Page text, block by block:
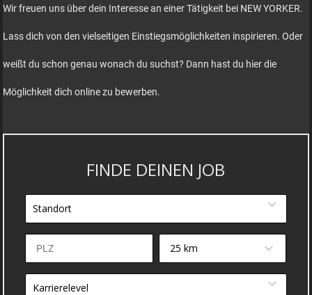
Wir freuen uns über dein Interesse an einer Tätigkeit bei NEW YORKER.
Lass dich von den vielseitigen Einstiegsmöglichkeiten inspirieren. Oder
weißt du schon genau wonach du suchst? Dann hast du hier die
Möglichkeit dich online zu bewerben.
FINDE DEINEN JOB
Standort
25 km
Karrierelevel